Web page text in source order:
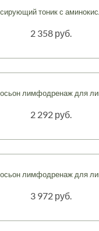
тоник с
2 358 руб.
лимфодренаж для
2 292 руб.
лимфодренаж для
3 972 руб.